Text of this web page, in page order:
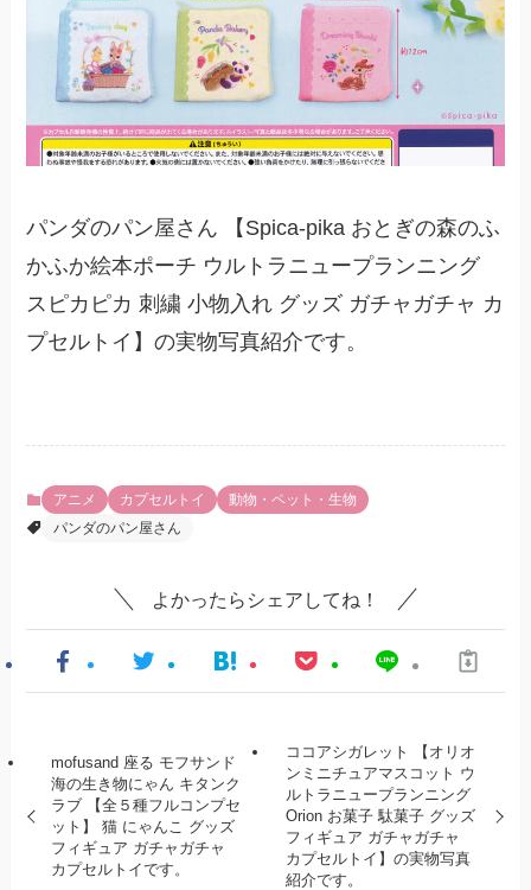
パンダのパン屋さん 【Spica‐pika おとぎの森のふ
かふか絵本ポーチ ウルトラニュープランニング
スピカピカ 刺繍 小物入れ グッズ ガチャガチャ カ
プセルトイ】の実物写真紹介です。
アニメ カプセルトイ
動物・ペット・生物
パンダのパン屋さん
よかったらシェアしてね！
mofusand 座る モフサンド
海の生き物にゃん キタンク
ラブ 【全５種フルコンプセ
ット】 猫 にゃんこ グッズ
フィギュア ガチャガチャ
カプセルトイです。
ココアシガレット 【オリオ
ンミニチュアマスコット ウ
ルトラニュープランニング
Orion お菓子 駄菓子 グッズ
フィギュア ガチャガチャ
カプセルトイ】の実物写真
紹介です。